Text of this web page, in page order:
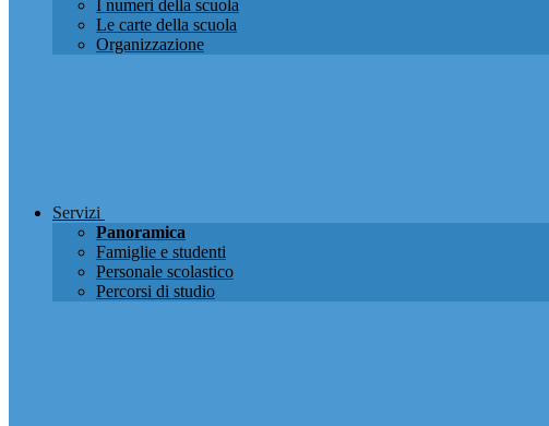
I numeri della scuola
Le carte della scuola
Organizzazione
Servizi
Panoramica
Famiglie e studenti
Personale scolastico
Percorsi di studio